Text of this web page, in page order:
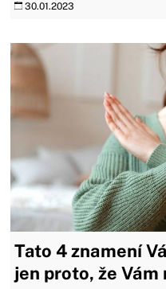
30.01.2023
Tato 4 znamení
jen proto, že